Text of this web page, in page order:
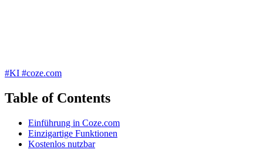
#KI #coze.com
Table of Contents
Einführung in Coze.com
Einzigartige Funktionen
Kostenlos nutzbar